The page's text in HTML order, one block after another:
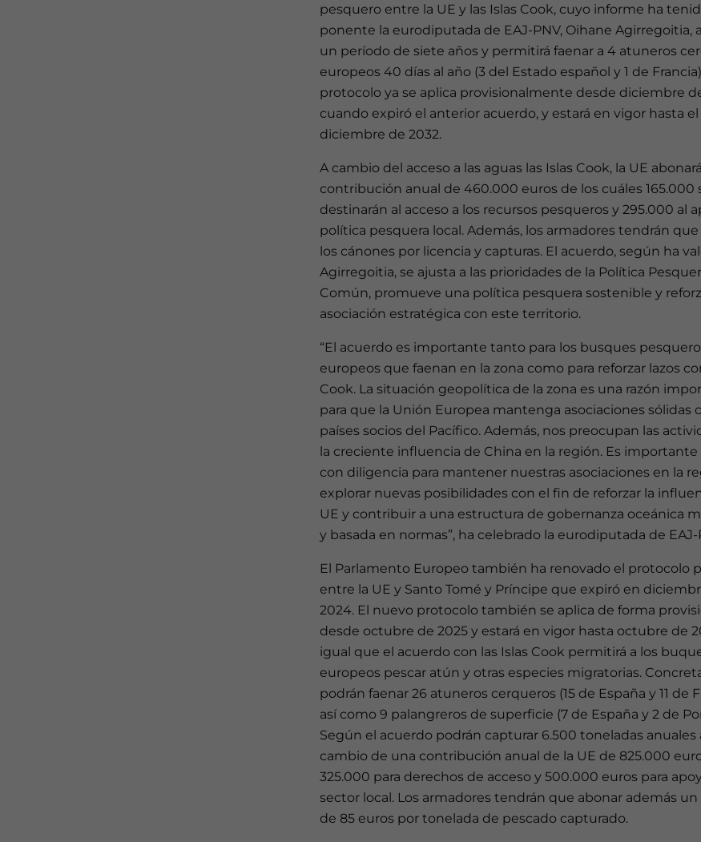
pesquero entre la UE y las Islas Cook, cuyo informe ha
ponente la eurodiputada de EAJ-PNV, Oihane Agirregoitia,
un período de siete años y permitirá faenar a 4 atuneros
europeos 40 días al año (3 del Estado español y 1 de
protocolo ya se aplica provisionalmente desde diciembre
cuando expiró el anterior acuerdo, y estará en vigor hasta el
diciembre de 2032.
A cambio del acceso a las aguas las Islas Cook, la UE
contribución anual de 460.000 euros de los cuáles 165.000
destinarán al acceso a los recursos pesqueros y 295.000 al
política pesquera local. Además, los armadores tendrán
los cánones por licencia y capturas. El acuerdo, según ha
Agirregoitia, se ajusta a las prioridades de la Política
Común, promueve una política pesquera sostenible y
asociación estratégica con este territorio.
“El acuerdo es importante tanto para los busques
europeos que faenan en la zona como para reforzar lazos
Cook. La situación geopolítica de la zona es una razón
para que la Unión Europea mantenga asociaciones sólidas
países socios del Pacífico. Además, nos preocupan las
la creciente influencia de China en la región. Es importante
con diligencia para mantener nuestras asociaciones en la
explorar nuevas posibilidades con el fin de reforzar la
UE y contribuir a una estructura de gobernanza oceánica
y basada en normas”, ha celebrado la eurodiputada de EAJ-
El Parlamento Europeo también ha renovado el protocolo
entre la UE y Santo Tomé y Príncipe que expiró en
2024. El nuevo protocolo también se aplica de forma
desde octubre de 2025 y estará en vigor hasta octubre de
igual que el acuerdo con las Islas Cook permitirá a los
europeos pescar atún y otras especies migratorias.
podrán faenar 26 atuneros cerqueros (15 de España y 11 de
así como 9 palangreros de superficie (7 de España y 2 de
Según el acuerdo podrán capturar 6.500 toneladas anuales
cambio de una contribución anual de la UE de 825.000
325.000 para derechos de acceso y 500.000 euros para
sector local. Los armadores tendrán que abonar además un
de 85 euros por tonelada de pescado capturado.